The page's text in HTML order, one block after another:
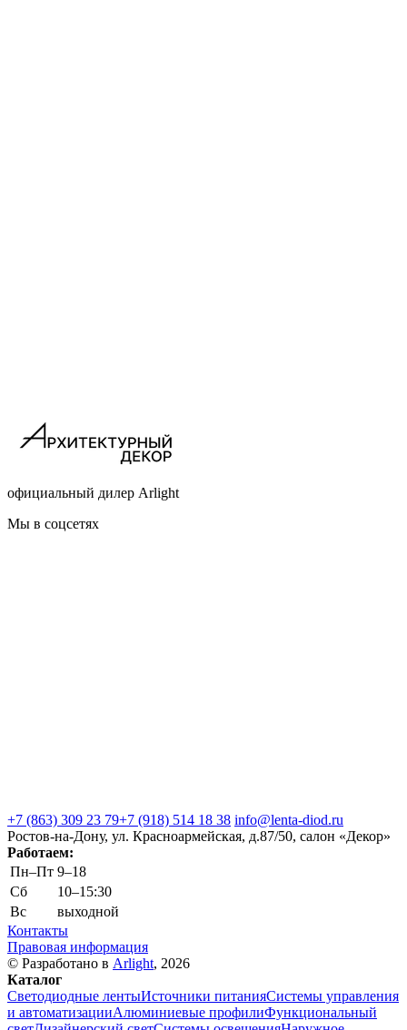
официальный дилер Arlight
Мы в соцсетях
+7 (863) 309 23 79+7 (918) 514 18 38 info@lenta-diod.ru
Ростов-на-Дону, ул. Красноармейская, д.87/50, салон «Декор»
Работаем:
Пн–Пт 9–18
Сб
10–15:30
Вс
выходной
Контакты
Правовая информация
© Разработано в Arlight, 2026
Каталог
Светодиодные лентыИсточники питанияСистемы управления
и автоматизацииАлюминиевые профилиФункциональный